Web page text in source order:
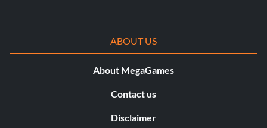
ABOUT US
About MegaGames
Contact us
Disclaimer